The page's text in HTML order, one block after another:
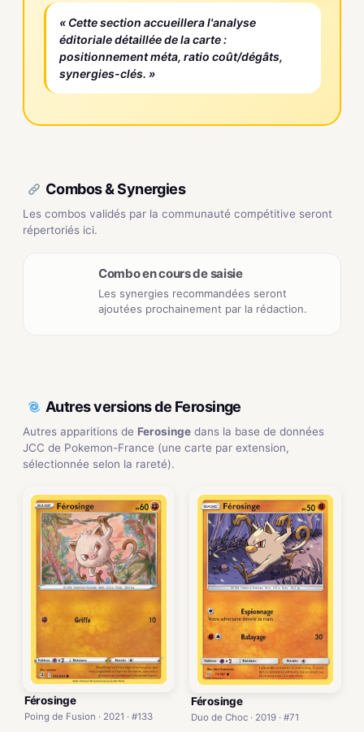
« Cette section accueillera l'analyse
éditoriale détaillée de la carte :
positionnement méta, ratio coût/dégâts,
synergies-clés. »
Combos & Synergies
Les combos validés par la communauté compétitive seront
répertoriés ici.
Combo en cours de saisie
Les synergies recommandées seront
ajoutées prochainement par la rédaction.
Autres versions de Ferosinge
Autres apparitions de Ferosinge dans la base de données
JCC de Pokemon-France (une carte par extension,
sélectionnée selon la rareté).
Férosinge
Poing de Fusion · 2021 · #133
Férosinge
Duo de Choc · 2019 · #71